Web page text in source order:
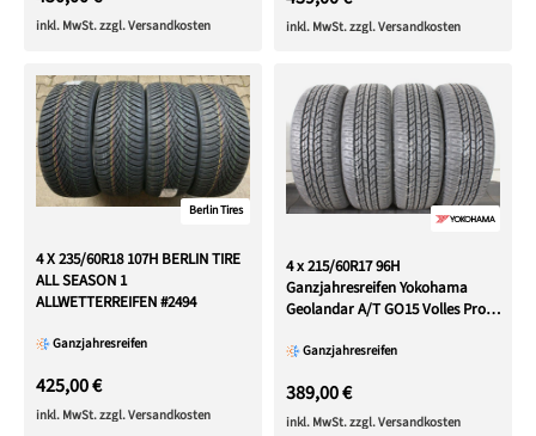
inkl. MwSt. zzgl. Versandkosten inkl. MwSt. zzgl. Versandkosten
Berlin Tires
4 X 235/60R18 107H BERLIN TIRE
ALL SEASON 1
ALLWETTERREIFEN #2494
Ganzjahresreifen
425,00 €
inkl. MwSt. zzgl. Versandkosten
4 x 215/60R17 96H
Ganzjahresreifen Yokohama
Geolandar A/T GO15 Volles Profil
Ganzjahresreifen
389,00 €
inkl. MwSt. zzgl. Versandkosten